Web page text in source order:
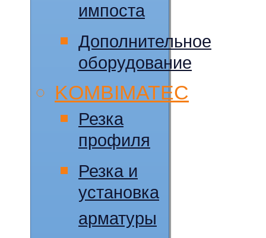
импоста
Дополнительное
оборудование
KOMBIMATEC
Резка
профиля
Резка и
установка
арматуры